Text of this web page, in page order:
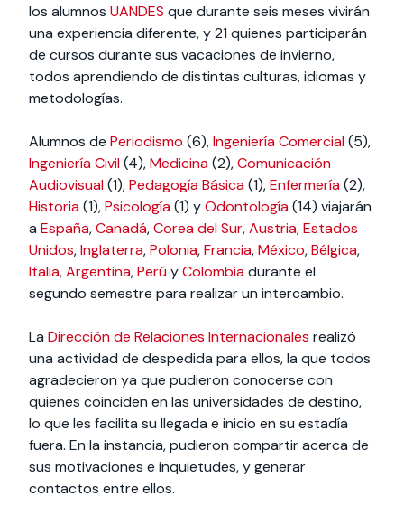
los alumnos UANDES que durante seis meses vivirán
una experiencia diferente, y 21 quienes participarán
de cursos durante sus vacaciones de invierno,
todos aprendiendo de distintas culturas, idiomas y
metodologías.
Alumnos de Periodismo (6),Ingeniería Comercial(5),
Ingeniería Civil(4),Medicina(2),Comunicación
Audiovisual(1),Pedagogía Básica(1),Enfermería(2),
Historia(1),Psicología(1) yOdontología(14) viajarán
a España,Canadá,Corea del Sur,Austria,Estados
Unidos,Inglaterra,Polonia,Francia,México,Bélgica,
Italia,Argentina,PerúyColombiadurante el
segundo semestre para realizar un intercambio.
La Dirección de Relaciones Internacionales realizó
una actividad de despedida para ellos, la que todos
agradecieron ya que pudieron conocerse con
quienes coinciden en las universidades de destino,
lo que les facilita su llegada e inicio en su estadía
fuera. En la instancia, pudieron compartir acerca de
sus motivaciones e inquietudes, y generar
contactos entre ellos.